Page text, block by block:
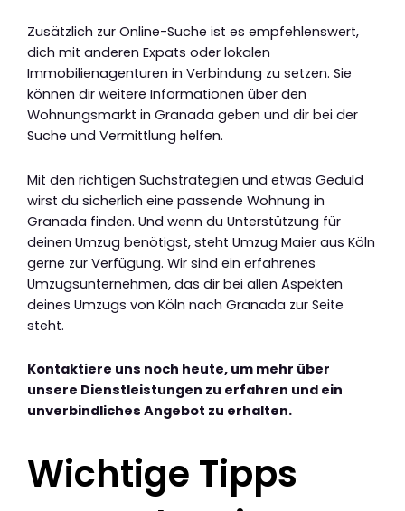
Zusätzlich zur Online-Suche ist es empfehlenswert,
dich mit anderen Expats oder lokalen
Immobilienagenturen in Verbindung zu setzen. Sie
können dir weitere Informationen über den
Wohnungsmarkt in Granada geben und dir bei der
Suche und Vermittlung helfen.
Mit den richtigen Suchstrategien und etwas Geduld
wirst du sicherlich eine passende Wohnung in
Granada finden. Und wenn du Unterstützung für
deinen Umzug benötigst, steht Umzug Maier aus Köln
gerne zur Verfügung. Wir sind ein erfahrenes
Umzugsunternehmen, das dir bei allen Aspekten
deines Umzugs von Köln nach Granada zur Seite
steht.
Kontaktiere uns noch heute, um mehr über
unsere Dienstleistungen zu erfahren und ein
unverbindliches Angebot zu erhalten.
Wichtige Tipps